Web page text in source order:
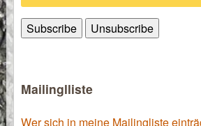
Mailinglliste
Wer sich in meine Mailingliste